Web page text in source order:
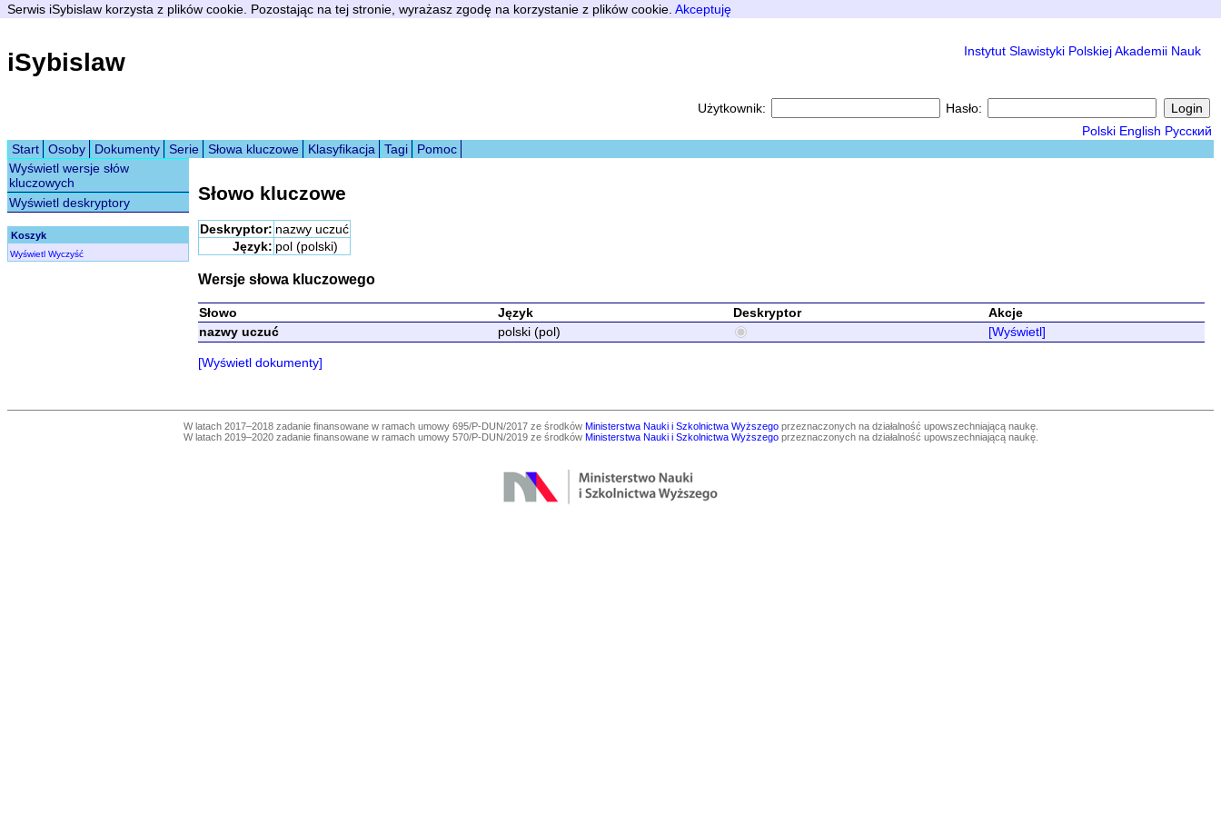
Serwis iSybislaw korzysta z plików cookie. Pozostając na tej stronie, wyrażasz zgodę na korzystanie z plików cookie. Akceptuję
iSybislaw Instytut Slawistyki Polskiej Akademii Nauk
Użytkownik:
Hasło:
Polski English Русский
Start
Osoby Dokumenty Serie Słowa kluczowe Klasyfikacja Tagi
Pomoc
Wyświetl wersje słów
kluczowych
Wyświetl deskryptory
Koszyk
Wyświetl Wyczyść
Słowo kluczowe
Deskryptor: nazwy uczuć
Język: pol (polski)
Wersje słowa kluczowego
Słowo Język Deskryptor
Akcje
nazwy uczuć
polski (pol) [Wyświetl]
[Wyświetl dokumenty]
W latach 2017–2018 zadanie finansowane w ramach umowy 695/P-DUN/2017 ze środków Ministerstwa Nauki i Szkolnictwa Wyższegoprzeznaczonych na działalność upowszechniającą naukę.
W latach 2019–2020 zadanie finansowane w ramach umowy 570/P-DUN/2019 ze środków Ministerstwa Nauki i Szkolnictwa Wyższegoprzeznaczonych na działalność upowszechniającą naukę.